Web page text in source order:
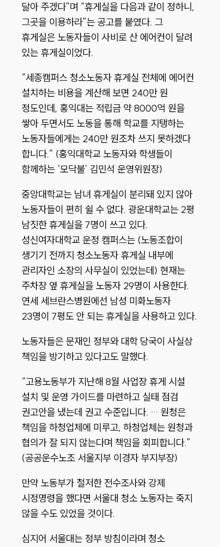
달아 주겠다”며 “휴게실을 다음과 같이 정하니,
그곳을 이용하라”는 공고를 붙였다. 그
휴게실은 노동자들이 사비로 산 에어컨이 달려
있는 휴게실이었다.
“세종캠퍼스 청소노동자 휴게실 전체에 에어컨
설치하는 비용을 계산해 보면 240만 원
정도인데, 홍익대는 적립금 약 8000억 원을
쌓아 두면서도 노동을 통해 학교를 지탱하는
노동자들에게는 240만 원조차 쓰지 못하겠다
합니다.” (홍익대학교 노동자와 학생들이
함께하는 ‘모닥불’ 김민석 운영위원장)
중앙대학교는 남녀 휴게실이 분리돼 있지 않아
노동자들이 편히 쉴 수 없다. 광운대학교는 2평
남짓한 휴게실을 7명이 쓰고 있다.
성신여자대학교 운정 캠퍼스는 (노동조합이
생기기 전까지 청소노동자 휴게실 내부에
관리자인 소장의 사무실이 있었는데) 현재는
주차장 옆 휴게실을 노동자 29명이 사용한다.
연세 세브란스병원에선 남성 미화노동자
23명이 7평도 안 되는 휴게실을 사용하고 있다.
노동자들은 문재인 정부와 대학 당국이 사실상
책임을 방기하고 있다고도 말했다.
“고용노동부가 지난해 8월 사업장 휴게 시설
설치 및 운영 가이드를 마련하고 실태 점검
권고안을 냈는데 권고 수준입니다. … 원청은
책임을 하청업체에 미루고, 하청업체는 원청과
협의가 잘 되지 않는다며 책임을 회피합니다.”
(공공운수노조 서울지부 이경자 부지부장)
만약 노동부가 철저한 전수조사와 강제
시정명령을 했다면 서울대 청소 노동자는 죽지
않을 수도 있었을 것이다.
심지어 서울대는 정부 방침이라며 청소